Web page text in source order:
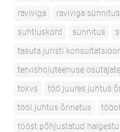
raviviga
raviviga
suhtluskord
sünnitus
tasuta juristi
tervishoiuteenuse
tokvs
töö juures juhtus
tööl juhtus õnnetus
tööst põhjustatud